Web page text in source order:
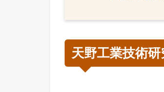
天野工業技術